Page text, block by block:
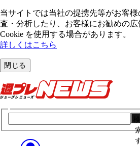
当サイトでは当社の提携先等がお客
査・分析したり、お客様にお勧めの
Cookie を使⽤する場合があります。
詳しくはこちら
閉じる